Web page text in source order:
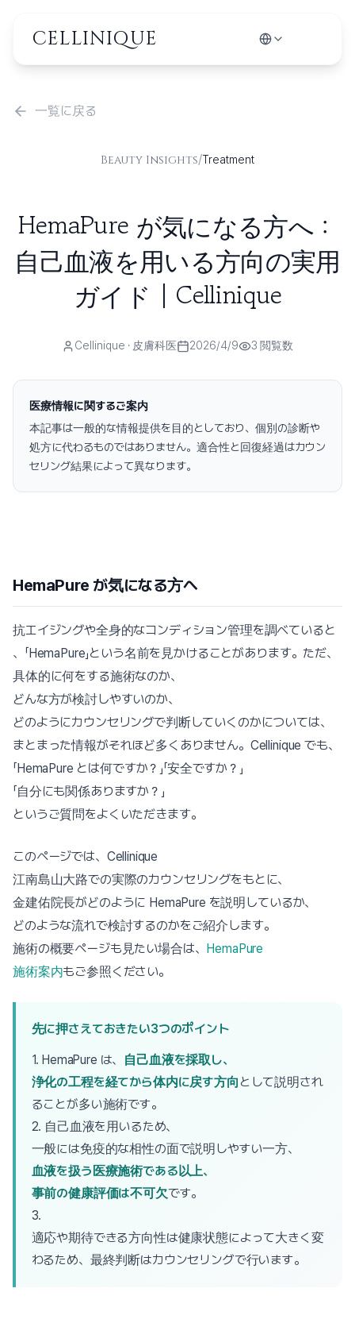
CELLINIQUE
一覧に戻る
Beauty Insights/Treatment
HemaPure が気になる方へ：
自己血液を用いる方向の実用
ガイド | Cellinique
Cellinique · 皮膚科医 2026/4/9 3 閲覧数
医療情報に関するご案内
本記事は一般的な情報提供を目的としており、個別の診断や
処方に代わるものではありません。適合性と回復経過はカウン
セリング結果によって異なります。
HemaPure が気になる方へ
抗エイジングや全身的なコンディション管理を調べていると
、「HemaPure」という名前を見かけることがあります。ただ、
具体的に何をする施術なのか、
どんな方が検討しやすいのか、
どのようにカウンセリングで判断していくのかについては、
まとまった情報がそれほど多くありません。Cellinique でも、
「HemaPure とは何ですか？」「安全ですか？」
「自分にも関係ありますか？」
というご質問をよくいただきます。
このページでは、Cellinique
江南島山大路での実際のカウンセリングをもとに、
金建佑院長がどのように HemaPure を説明しているか、
どのような流れで検討するのかをご紹介します。
施術の概要ページも見たい場合は、 HemaPure
施術案内もご参照ください。
先に押さえておきたい3つのポイント
1. HemaPure は、 自己血液を採取し、
浄化の工程を経てから体内に戻す方向 として説明され
ることが多い施術です。
2. 自己血液を用いるため、
一般には免疫的な相性の面で説明しやすい一方、
血液を扱う医療施術である以上、
事前の健康評価は不可欠です。
3.
適応や期待できる方向性は健康状態によって大きく変
わるため、最終判断はカウンセリングで行います。